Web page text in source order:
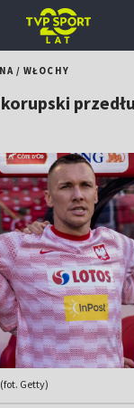
/WŁOCHY
Getty)